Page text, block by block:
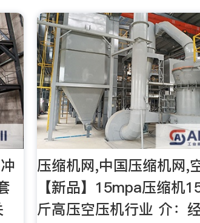
压缩机网,中国压缩机网,
【新品】15mpa压缩机
斤高压空压机行业 介：